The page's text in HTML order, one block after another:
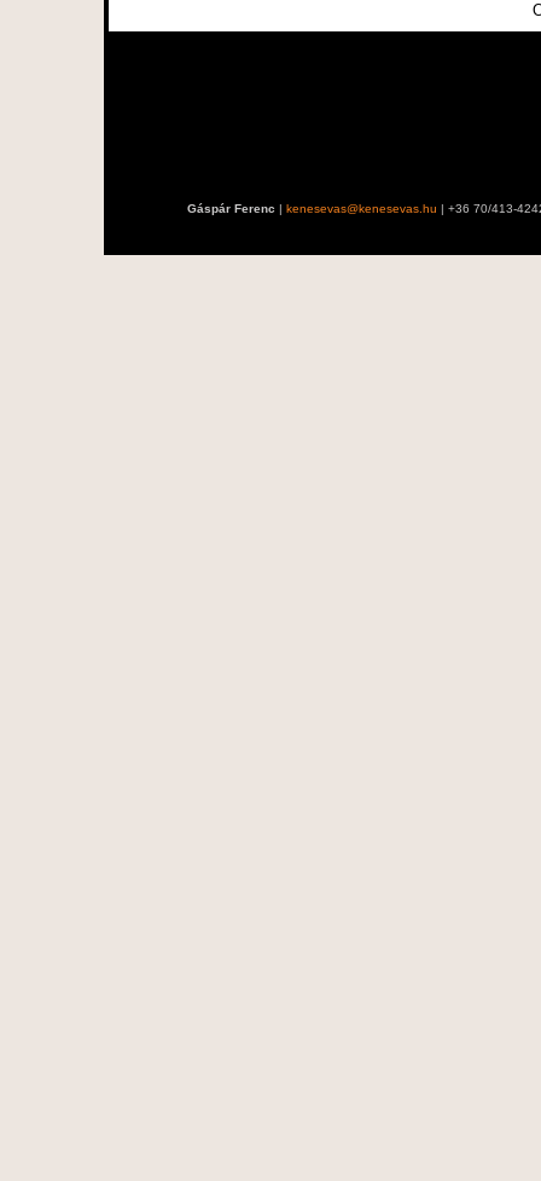
Gáspár Ferenc | kenesevas@kenesevas.hu | +36 70/413-